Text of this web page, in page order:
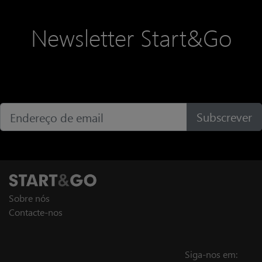
Newsletter Start&Go
Subscrever
Sobre nós
Contacte-nos
Siga-nos em: